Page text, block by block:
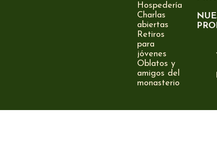
Hospedería
Charlas
abiertas
Retiros
para
jóvenes
Oblatos y
amigos del
monasterio